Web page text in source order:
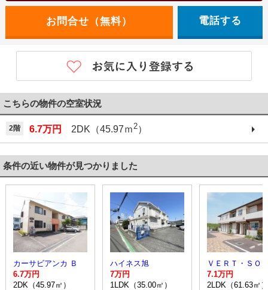
電話する
こちらの物件の空室状況
2階 6.7万円 2DK（45.97ｍ2）
条件の近い物件が見つかりました
カーサビアンカ Ｂ
6.7万円
2DK（45.97㎡）
ハイネス旭
7万円
1LDK（35.00㎡）
7.1万円
2LDK（61.63㎡）